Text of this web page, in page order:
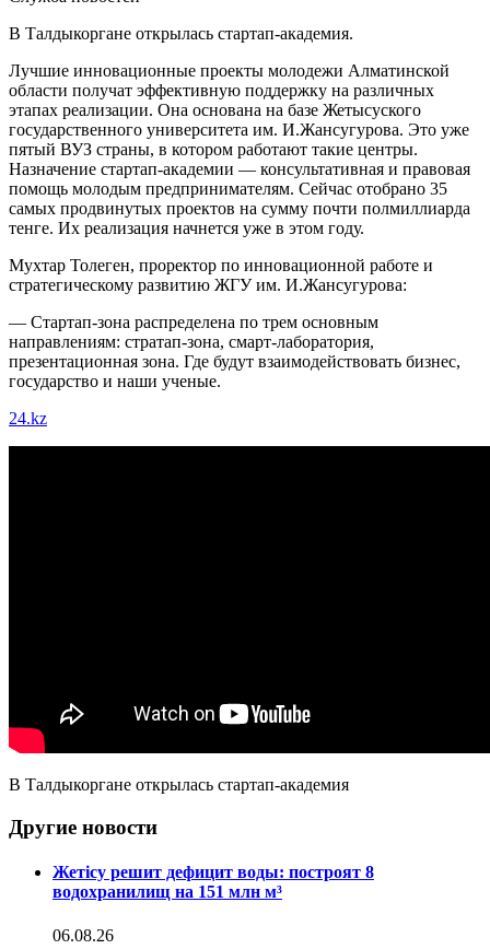
В Талдыкоргане открылась стартап-академия.
Лучшие инновационные проекты молодежи Алматинской
области получат эффективную поддержку на различных
этапах реализации. Она основана на базе Жетысуского
государственного университета им. И.Жансугурова. Это уже
пятый ВУЗ страны, в котором работают такие центры.
Назначение стартап-академии — консультативная и правовая
помощь молодым предпринимателям. Сейчас отобрано 35
самых продвинутых проектов на сумму почти полмиллиарда
тенге. Их реализация начнется уже в этом году.
Мухтар Толеген, проректор по инновационной работе и
стратегическому развитию ЖГУ им. И.Жансугурова:
— Стартап-зона распределена по трем основным
направлениям: стратап-зона, смарт-лаборатория,
презентационная зона. Где будут взаимодействовать бизнес,
государство и наши ученые.
24.kz
В Талдыкоргане открылась стартап-академия
Другие новости
Жетісу решит дефицит воды: построят 8
водохранилищ на 151 млн м³
06.08.26